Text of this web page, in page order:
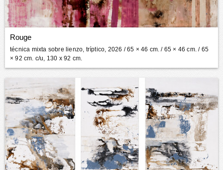
Rouge
técnica mixta sobre lienzo, tríptico, 2026 / 65 × 46 cm. / 65 × 46 cm. / 65
× 92 cm. c/u, 130 x 92 cm.